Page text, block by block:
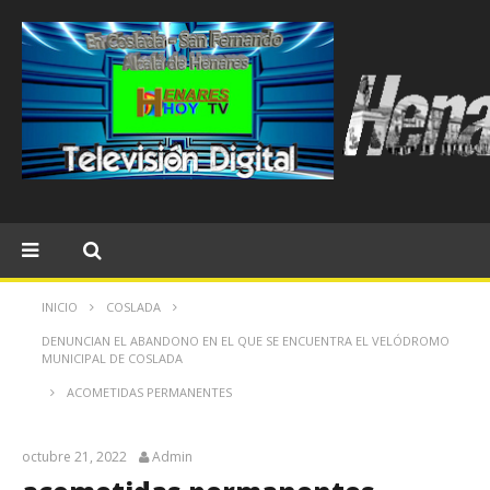
INICIO COSLADA
DENUNCIAN EL ABANDONO EN EL QUE SE ENCUENTRA EL VELÓDROMO
MUNICIPAL DE COSLADA
ACOMETIDAS PERMANENTES
octubre 21, 2022 Admin